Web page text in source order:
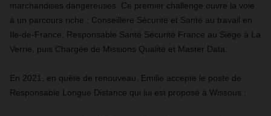
marchandises dangereuses. Ce premier challenge ouvre la voie
à un parcours riche : Conseillère Sécurité et Santé au travail en
Ile-de-France, Responsable Santé Sécurité France au Siège à La
Verrie, puis Chargée de Missions Qualité et Master Data.
En 2021, en quête de renouveau, Emilie accepte le poste de
Responsable Longue Distance qui lui est proposé à Wissous :